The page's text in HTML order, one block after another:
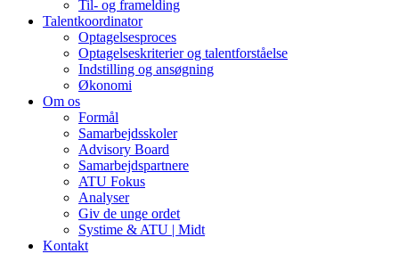
Til- og framelding
Talentkoordinator
Optagelsesproces
Optagelseskriterier og talentforståelse
Indstilling og ansøgning
Økonomi
Om os
Formål
Samarbejdsskoler
Advisory Board
Samarbejdspartnere
ATU Fokus
Analyser
Giv de unge ordet
Systime & ATU | Midt
Kontakt